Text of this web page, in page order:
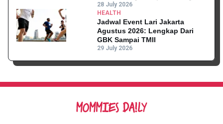
Kantor
28 July 2026
HEALTH
Jadwal Event Lari Jakarta
Agustus 2026: Lengkap Dari
GBK Sampai TMII
29 July 2026